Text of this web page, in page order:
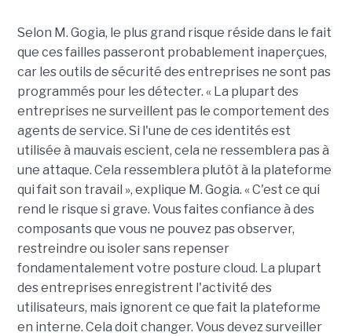
Selon M. Gogia, le plus grand risque réside dans le fait
que ces failles passeront probablement inaperçues,
car les outils de sécurité des entreprises ne sont pas
programmés pour les détecter. « La plupart des
entreprises ne surveillent pas le comportement des
agents de service. Si l'une de ces identités est
utilisée à mauvais escient, cela ne ressemblera pas à
une attaque. Cela ressemblera plutôt à la plateforme
qui fait son travail », explique M. Gogia. « C'est ce qui
rend le risque si grave. Vous faites confiance à des
composants que vous ne pouvez pas observer,
restreindre ou isoler sans repenser
fondamentalement votre posture cloud. La plupart
desentreprisesenregistrent l'activité des
utilisateurs, mais ignorent ce que fait la plateforme
en interne. Cela doit changer. Vous devez surveiller